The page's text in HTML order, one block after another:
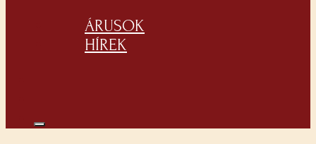
ÁRUSOK
HÍREK